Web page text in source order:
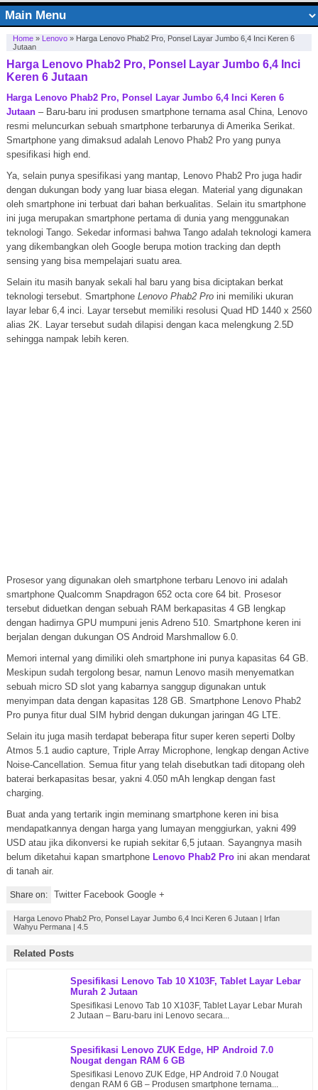
Home» Lenovo» Harga Lenovo Phab2 Pro, Ponsel Layar Jumbo 6,4 Inci Keren 6
Jutaan
Harga Lenovo Phab2 Pro, Ponsel Layar Jumbo 6,4 Inci
Keren 6 Jutaan
Harga Lenovo Phab2 Pro, Ponsel Layar Jumbo 6,4 Inci Keren 6
Jutaan– Baru-baru ini produsen smartphone ternama asal China, Lenovo
resmi meluncurkan sebuah smartphone terbarunya di Amerika Serikat.
Smartphone yang dimaksud adalah Lenovo Phab2 Pro yang punya
spesifikasi high end.
Ya, selain punya spesifikasi yang mantap, Lenovo Phab2 Pro juga hadir
dengan dukungan body yang luar biasa elegan. Material yang digunakan
oleh smartphone ini terbuat dari bahan berkualitas. Selain itu smartphone
ini juga merupakan smartphone pertama di dunia yang menggunakan
teknologi Tango. Sekedar informasi bahwa Tango adalah teknologi kamera
yang dikembangkan oleh Google berupa motion tracking dan depth
sensing yang bisa mempelajari suatu area.
Selain itu masih banyak sekali hal baru yang bisa diciptakan berkat
teknologi tersebut. Smartphone Lenovo Phab2 Proini memiliki ukuran
layar lebar 6,4 inci. Layar tersebut memiliki resolusi Quad HD 1440 x 2560
alias 2K. Layar tersebut sudah dilapisi dengan kaca melengkung 2.5D
sehingga nampak lebih keren.
Prosesor yang digunakan oleh smartphone terbaru Lenovo ini adalah
smartphone Qualcomm Snapdragon 652 octa core 64 bit. Prosesor
tersebut diduetkan dengan sebuah RAM berkapasitas 4 GB lengkap
dengan hadirnya GPU mumpuni jenis Adreno 510. Smartphone keren ini
berjalan dengan dukungan OS Android Marshmallow 6.0.
Memori internal yang dimiliki oleh smartphone ini punya kapasitas 64 GB.
Meskipun sudah tergolong besar, namun Lenovo masih menyematkan
sebuah micro SD slot yang kabarnya sanggup digunakan untuk
menyimpan data dengan kapasitas 128 GB. Smartphone Lenovo Phab2
Pro punya fitur dual SIM hybrid dengan dukungan jaringan 4G LTE.
Selain itu juga masih terdapat beberapa fitur super keren seperti Dolby
Atmos 5.1 audio capture, Triple Array Microphone, lengkap dengan Active
Noise-Cancellation. Semua fitur yang telah disebutkan tadi ditopang oleh
baterai berkapasitas besar, yakni 4.050 mAh lengkap dengan fast
charging.
Buat anda yang tertarik ingin meminang smartphone keren ini bisa
mendapatkannya dengan harga yang lumayan menggiurkan, yakni 499
USD atau jika dikonversi ke rupiah sekitar 6,5 jutaan. Sayangnya masih
belum diketahui kapan smartphone Lenovo Phab2 Proini akan mendarat
di tanah air.
Share on: Twitter Facebook Google +
Harga Lenovo Phab2 Pro, Ponsel Layar Jumbo 6,4 Inci Keren 6 Jutaan| Irfan
Wahyu Permana| 4.5
Related Posts
Spesifikasi Lenovo Tab 10 X103F, Tablet Layar Lebar
Murah 2 Jutaan
Spesifikasi Lenovo Tab 10 X103F, Tablet Layar Lebar Murah
2 Jutaan – Baru-baru ini Lenovo secara...
Spesifikasi Lenovo ZUK Edge, HP Android 7.0
Nougat dengan RAM 6 GB
Spesifikasi Lenovo ZUK Edge, HP Android 7.0 Nougat
dengan RAM 6 GB – Produsen smartphone ternama...